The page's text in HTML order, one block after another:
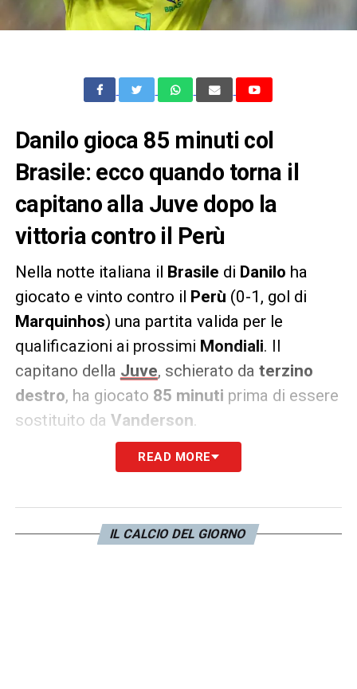
Danilo gioca 85 minuti col
Brasile: ecco quando torna il
capitano alla Juve dopo la
vittoria contro il Perù
Nella notte italiana il Brasile di Danilo ha
giocato e vinto contro il Perù (0-1, gol di
Marquinhos) una partita valida per le
qualificazioni ai prossimi Mondiali. Il
capitano della Juve, schierato da terzino
destro, ha giocato 85 minuti prima di essere
sostituito da Vanderson.
Il rientro di Danilo a Torino è previsto per
allenarsi con la Juvedomani pomeriggio
verso la partita contro la Lazio.
READ MORE
IL CALCIO DEL GIORNO